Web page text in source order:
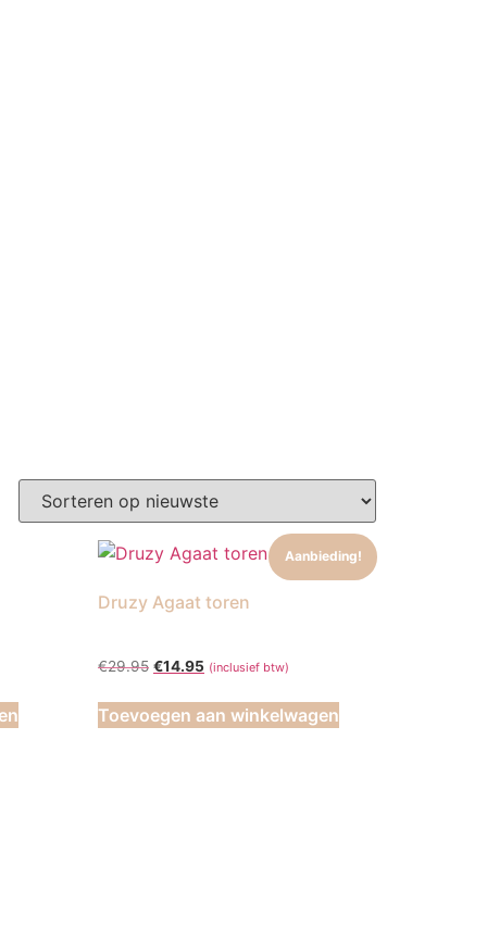
Aanbieding!
Druzy Agaat toren
€29.95 €14.95 (inclusief btw)
Toevoegen aan winkelwagen